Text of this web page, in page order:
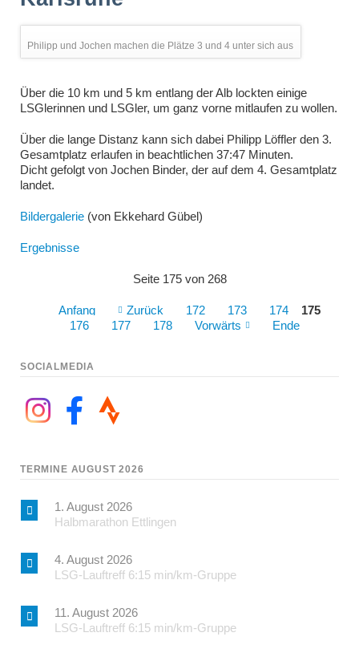
Philipp und Jochen machen die Plätze 3 und 4 unter sich aus
Über die 10 km und 5 km entlang der Alb lockten einige
LSGlerinnen und LSGler, um ganz vorne mitlaufen zu wollen.
Über die lange Distanz kann sich dabei Philipp Löffler den 3.
Gesamtplatz erlaufen in beachtlichen 37:47 Minuten.
Dicht gefolgt von Jochen Binder, der auf dem 4. Gesamtplatz
landet.
Bildergalerie(von Ekkehard Gübel)
Ergebnisse
Seite 175 von 268
Anfang Zurück 172 173 174
175
176
177 178 Vorwärts Ende
SOCIALMEDIA
TERMINE AUGUST 2026
1. August 2026
Halbmarathon Ettlingen
4. August 2026
LSG-Lauftreff 6:15 min/km-Gruppe
11. August 2026
LSG-Lauftreff 6:15 min/km-Gruppe